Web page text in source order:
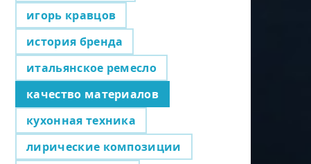
игорь кравцов
история бренда
итальянское ремесло
качество материалов
кухонная техника
лирические композиции